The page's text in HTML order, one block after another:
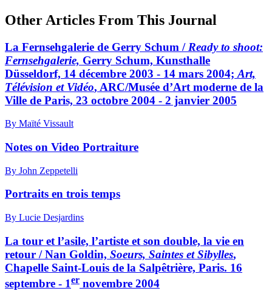
Other Articles From This Journal
La Fernsehgalerie de Gerry Schum / Ready to shoot:
Fernsehgalerie, Gerry Schum, Kunsthalle
Düsseldorf, 14 décembre 2003 - 14 mars 2004; Art,
Télévision et Vidéo, ARC/Musée d’Art moderne de la
Ville de Paris, 23 octobre 2004 - 2 janvier 2005
By Maïté Vissault
Notes on Video Portraiture
By John Zeppetelli
Portraits en trois temps
By Lucie Desjardins
La tour et l’asile, l’artiste et son double, la vie en
retour / Nan Goldin, Soeurs, Saintes et Sibylles,
Chapelle Saint-Louis de la Salpêtrière, Paris. 16
septembre - 1er novembre 2004